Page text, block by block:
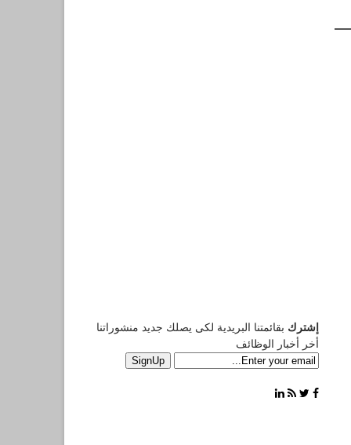
إشترك بقائمتنا البريدية لكى يصلك جديد منشوراتنا
أخر أخبار الوظائف